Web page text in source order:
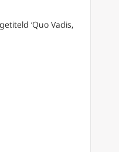
‘Quo Vadis,
Brandmüller: Duitse